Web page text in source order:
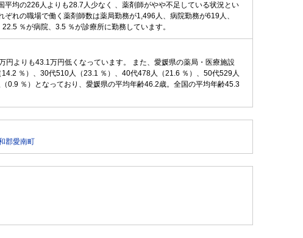
均の226人よりも28.7人少なく 、薬剤師がやや不足している状況とい
れの職場で働く薬剤師数は薬局勤務が1,496人、病院勤務が619人、
％が病院、3.5 ％が診療所に勤務しています。
よりも43.1万円低くなっています。 また、愛媛県の薬局・医療施設
％）、30代510人（23.1 ％）、40代478人（21.6 ％）、50代529人
0.9 ％）となっており、愛媛県の平均年齢46.2歳。全国の平均年齢45.3
郡愛南町